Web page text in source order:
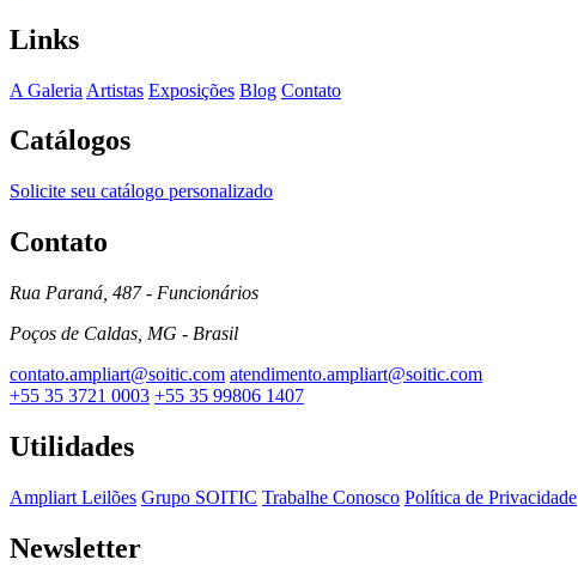
Links
A Galeria Artistas Exposições Blog Contato
Catálogos
Solicite seu catálogo personalizado
Contato
Rua Paraná, 487 - Funcionários
Poços de Caldas, MG - Brasil
contato.ampliart@soitic.com atendimento.ampliart@soitic.com
+55 35 3721 0003 +55 35 99806 1407
Utilidades
Ampliart Leilões Grupo SOITIC Trabalhe Conosco Política de Privacidade
Newsletter